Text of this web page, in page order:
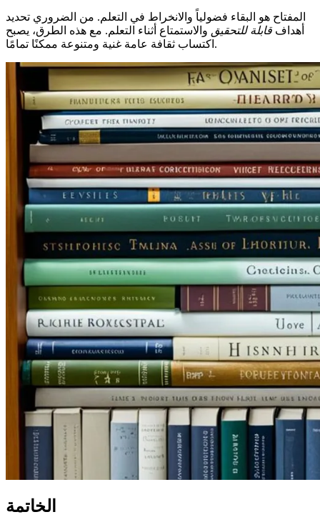
المفتاح هو البقاء فضولياً والانخراط في التعلم. من الضروري تحديد
أهداف قابلة للتحقيق والاستمتاع أثناء التعلم. مع هذه الطرق، يصبح
اكتساب ثقافة عامة غنية ومتنوعة ممكنًا تمامًا.
الخاتمة